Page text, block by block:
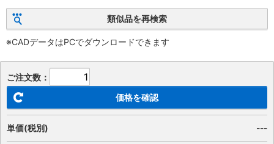
類似品を再検索
※CADデータはPCでダウンロードできます
ご注文数：
価格を確認
単価(税別) ---